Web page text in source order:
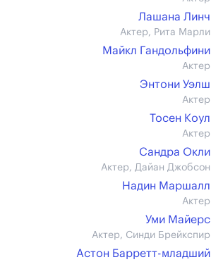
Лашана Линч
Актер, Рита Марли
Майкл Гандольфини
Актер
Энтони Уэлш
Актер
Тосен Коул
Актер
Сандра Окли
Актер, Дайан Джобсон
Надин Маршалл
Актер
Уми Майерс
Актер, Синди Брейкспир
Астон Барретт-младший